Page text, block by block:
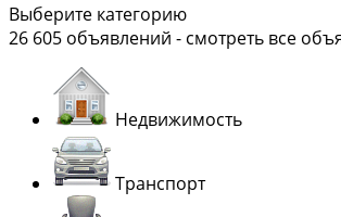
Выберите категорию
26 605 объявлений - смотреть все
Недвижимость
Транспорт